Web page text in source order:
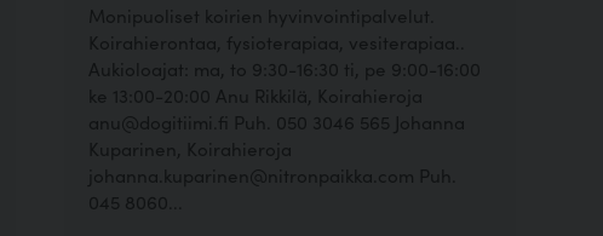
Monipuoliset koirien hyvinvointipalvelut.
Koirahierontaa, fysioterapiaa, vesiterapiaa..
Aukioloajat: ma, to 9:30-16:30 ti, pe 9:00-16:00
ke 13:00-20:00 Anu Rikkilä, Koirahieroja
anu@dogitiimi.fi Puh. 050 3046 565 Johanna
Kuparinen, Koirahieroja
johanna.kuparinen@nitronpaikka.com Puh.
045 8060...